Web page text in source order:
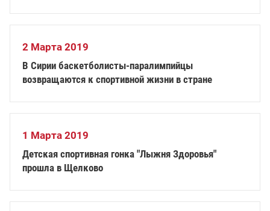
2 Марта 2019
В Сирии баскетболисты-паралимпийцы
возвращаются к спортивной жизни в стране
1 Марта 2019
Детская спортивная гонка "Лыжня Здоровья"
прошла в Щелково